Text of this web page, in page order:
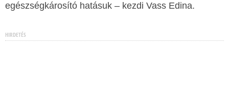
egészségkárosító hatásuk – kezdi Vass Edina.
HIRDETÉS